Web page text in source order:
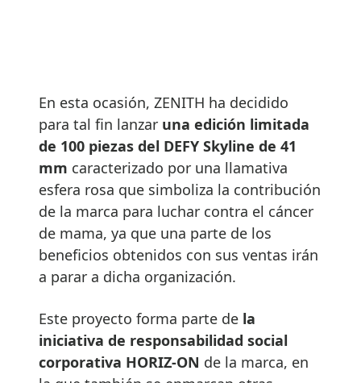
En esta ocasión, ZENITH ha decidido
para tal fin lanzar una edición limitada
de 100 piezas del DEFY Skyline de 41
mm caracterizado por una llamativa
esfera rosa que simboliza la contribución
de la marca para luchar contra el cáncer
de mama, ya que una parte de los
beneficios obtenidos con sus ventas irán
a parar a dicha organización.
Este proyecto forma parte de la
iniciativa de responsabilidad social
corporativa HORIZ-ON de la marca, en